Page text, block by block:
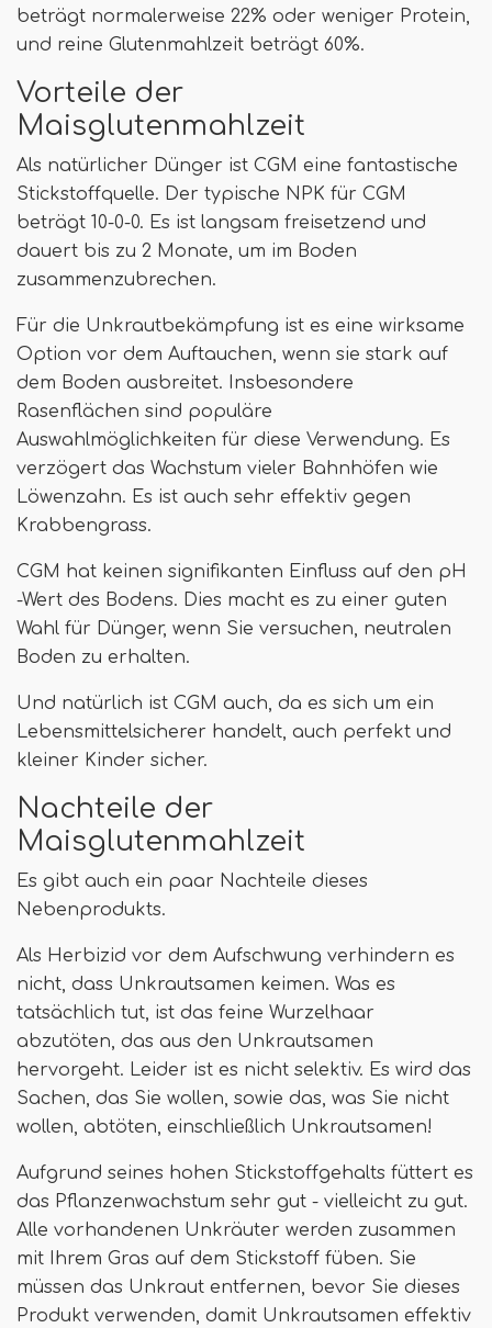
beträgt normalerweise 22% oder weniger Protein,
und reine Glutenmahlzeit beträgt 60%.
Vorteile der
Maisglutenmahlzeit
Als natürlicher Dünger ist CGM eine fantastische
Stickstoffquelle. Der typische NPK für CGM
beträgt 10-0-0. Es ist langsam freisetzend und
dauert bis zu 2 Monate, um im Boden
zusammenzubrechen.
Für die Unkrautbekämpfung ist es eine wirksame
Option vor dem Auftauchen, wenn sie stark auf
dem Boden ausbreitet. Insbesondere
Rasenflächen sind populäre
Auswahlmöglichkeiten für diese Verwendung. Es
verzögert das Wachstum vieler Bahnhöfen wie
Löwenzahn. Es ist auch sehr effektiv gegen
Krabbengrass.
CGM hat keinen signifikanten Einfluss auf den pH
-Wert des Bodens. Dies macht es zu einer guten
Wahl für Dünger, wenn Sie versuchen, neutralen
Boden zu erhalten.
Und natürlich ist CGM auch, da es sich um ein
Lebensmittelsicherer handelt, auch perfekt und
kleiner Kinder sicher.
Nachteile der
Maisglutenmahlzeit
Es gibt auch ein paar Nachteile dieses
Nebenprodukts.
Als Herbizid vor dem Aufschwung verhindern es
nicht, dass Unkrautsamen keimen. Was es
tatsächlich tut, ist das feine Wurzelhaar
abzutöten, das aus den Unkrautsamen
hervorgeht. Leider ist es nicht selektiv. Es wird das
Sachen, das Sie wollen, sowie das, was Sie nicht
wollen, abtöten, einschließlich Unkrautsamen!
Aufgrund seines hohen Stickstoffgehalts füttert es
das Pflanzenwachstum sehr gut - vielleicht zu gut.
Alle vorhandenen Unkräuter werden zusammen
mit Ihrem Gras auf dem Stickstoff füben. Sie
müssen das Unkraut entfernen, bevor Sie dieses
Produkt verwenden, damit Unkrautsamen effektiv